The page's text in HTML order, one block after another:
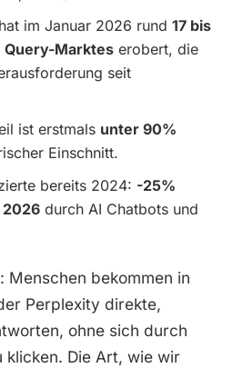
hat im Januar 2026 rund 17 bis
Query-Markteserobert, die
seit
ist erstmals unter 90%
Einschnitt.
bereits 2024: -25%
2026durch AI Chatbots und
Menschen bekommen in
Perplexity direkte,
ohne sich durch
klicken. Die Art, wie wir